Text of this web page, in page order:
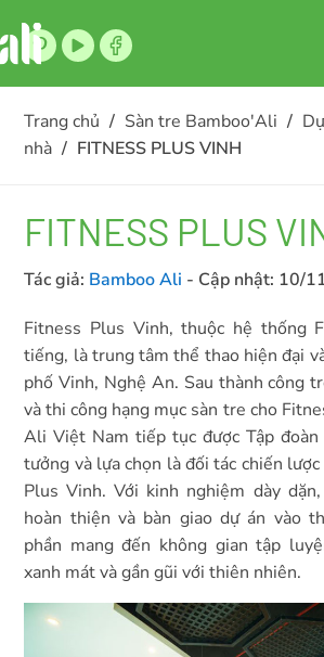
Trang chủ / Sàn tre Bamboo'Ali /
nhà / FITNESS PLUS VINH
FITNESS PLUS
Tác giả: Bamboo Ali - Cập nhật: 10/
Fitness Plus Vinh, thuộc hệ thống
tiếng, là trung tâm thể thao hiện đại
phố Vinh, Nghệ An. Sau thành công
và thi công hạng mục sàn tre cho
Ali Việt Nam tiếp tục được Tập
tưởng và lựa chọn là đối tác chiến
Plus Vinh. Với kinh nghiệm dày
hoàn thiện và bàn giao dự án vào
phần mang đến không gian tập
xanh mát và gần gũi với thiên nhiên.